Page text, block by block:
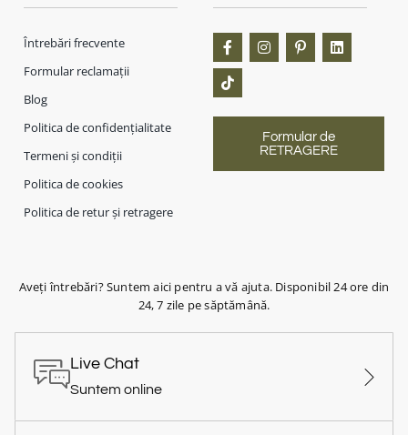
Întrebări frecvente
Formular reclamații
Blog
Politica de confidențialitate
Termeni și condiții
Politica de cookies
Politica de retur și retragere
Formular de
RETRAGERE
Aveți întrebări? Suntem aici pentru a vă ajuta. Disponibil 24 ore din
24, 7 zile pe săptămână.
Live Chat
Suntem online